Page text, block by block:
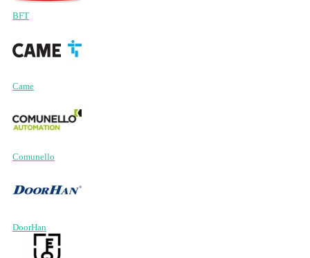
BFT
Came
Comunello
DoorHan